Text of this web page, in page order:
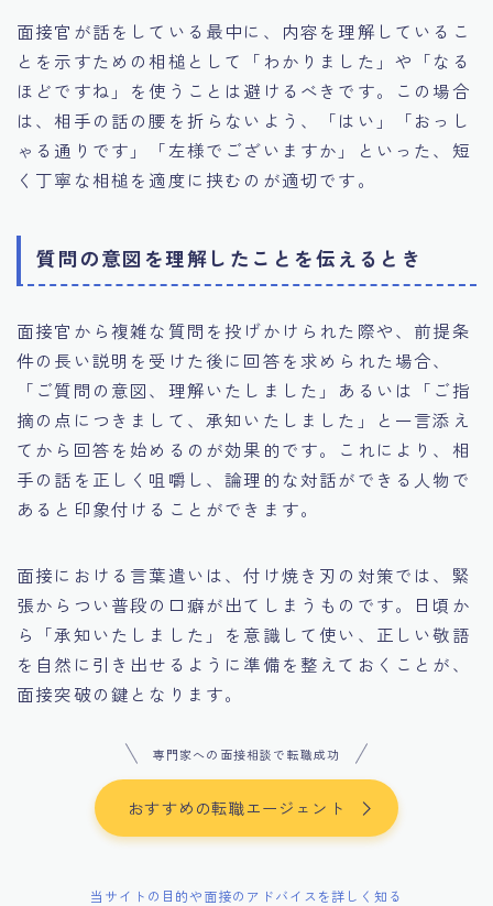
面接官が話をしている最中に、内容を理解しているこ
とを示すための相槌として「わかりました」や「なる
ほどですね」を使うことは避けるべきです。この場合
は、相手の話の腰を折らないよう、「はい」「おっし
ゃる通りです」「左様でございますか」といった、短
く丁寧な相槌を適度に挟むのが適切です。
質問の意図を理解したことを伝えるとき
面接官から複雑な質問を投げかけられた際や、前提条
件の長い説明を受けた後に回答を求められた場合、
「ご質問の意図、理解いたしました」あるいは「ご指
摘の点につきまして、承知いたしました」と一言添え
てから回答を始めるのが効果的です。これにより、相
手の話を正しく咀嚼し、論理的な対話ができる人物で
あると印象付けることができます。
面接における言葉遣いは、付け焼き刃の対策では、緊
張からつい普段の口癖が出てしまうものです。日頃か
ら「承知いたしました」を意識して使い、正しい敬語
を自然に引き出せるように準備を整えておくことが、
面接突破の鍵となります。
専門家への面接相談で転職成功
おすすめの転職エージェント
当サイトの目的や面接のアドバイスを詳しく知る